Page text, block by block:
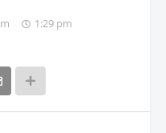
1:29 pm